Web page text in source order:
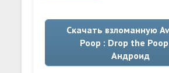
Скачать взломанную
Poop : Drop the
Андроид